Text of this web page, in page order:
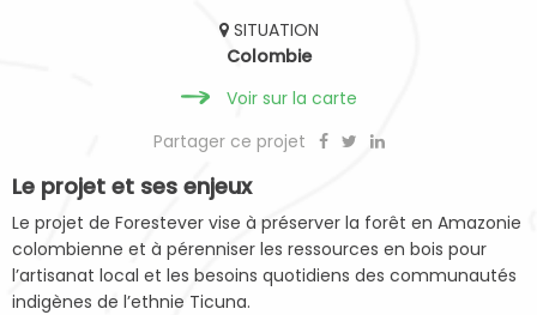
SITUATION
Colombie
Voir sur la carte
Partager ce projet
Le projet et ses enjeux
Le projet de Forestever vise à préserver la forêt en Amazonie
colombienne et à pérenniser les ressources en bois pour
l’artisanat local et les besoins quotidiens des communautés
indigènes de l’ethnie Ticuna.